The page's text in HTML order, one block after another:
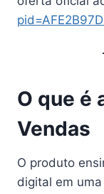
O que é
Vendas
O produto
digital em